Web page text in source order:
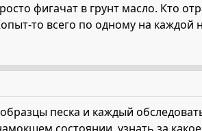
фигачат в грунт масло. Кто
то всего по одному на каждой
песка и каждый